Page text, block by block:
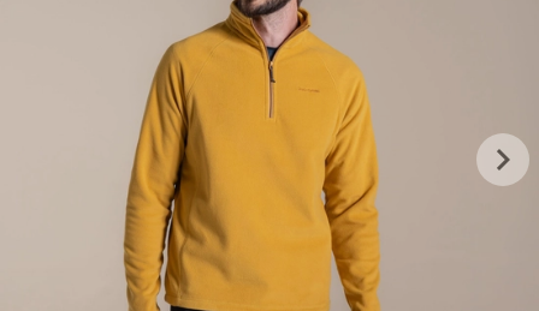
keyboard_arrow_right